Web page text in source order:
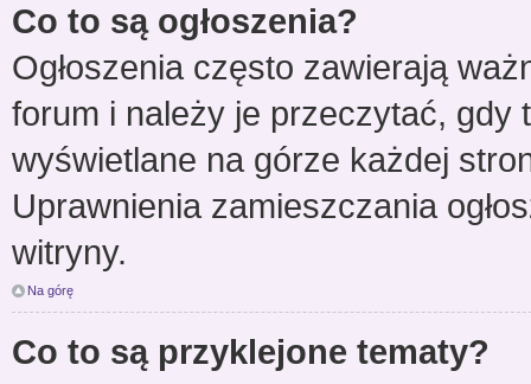
Co to są ogłoszenia?
Ogłoszenia często zawierają
forum i należy je przeczytać, gdy
wyświetlane na górze każdej
Uprawnienia zamieszczania
witryny.
Na górę
Co to są przyklejone tematy?